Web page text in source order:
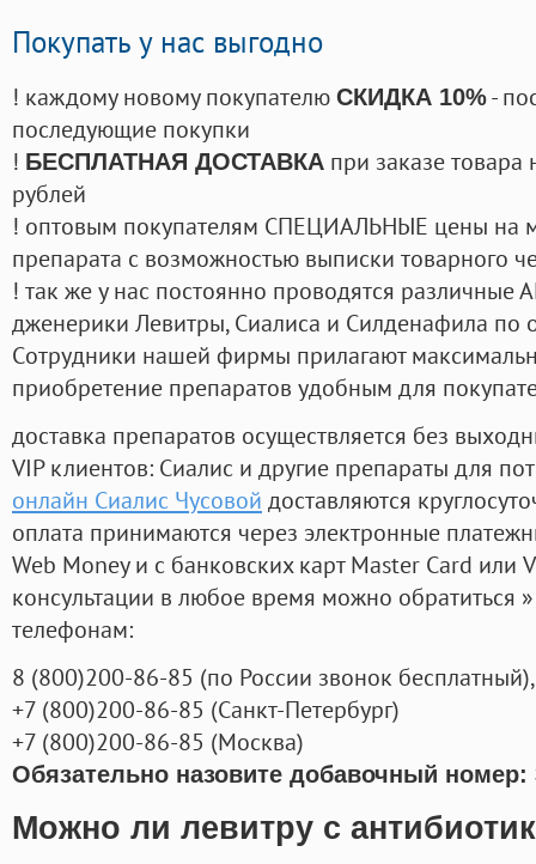
Покупать у нас выгодно
! каждому новому покупателю СКИДКА 10%-
последующие покупки
! БЕСПЛАТНАЯ ДОСТАВКА при заказе
рублей
! оптовым покупателям СПЕЦИАЛЬНЫЕ цены на
препарата с возможностью выписки товарного
! так же у нас постоянно проводятся
дженерики Левитры, Сиалиса и Силденафила по
Cотрудники нашей фирмы прилагают
приобретение препаратов удобным для
доставка препаратов осуществляется без
VIP клиентов: Сиалис и другие препараты для
онлайн Сиалис Чусовой доставляются
оплата принимаются через электронные
Web Money и с банковских карт Master Card или
консультации в любое время можно обратиться
телефонам:
8 (800)200-86-85 (по России звонок бесплатный),
+7 (800)200-86-85 (Санкт-Петербург)
+7 (800)200-86-85 (Москва)
Обязательно назовите добавочный номер:
Можно ли левитру с